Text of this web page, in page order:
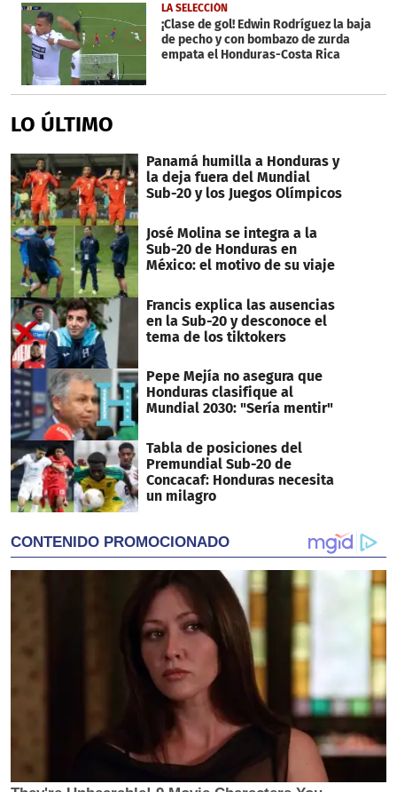
LA SELECCIÓN
¡Clase de gol! Edwin Rodríguez la baja
de pecho y con bombazo de zurda
empata el Honduras-Costa Rica
LO ÚLTIMO
Panamá humilla a Honduras y
la deja fuera del Mundial
Sub-20 y los Juegos Olímpicos
José Molina se integra a la
Sub-20 de Honduras en
México: el motivo de su viaje
Francis explica las ausencias
en la Sub-20 y desconoce el
tema de los tiktokers
Pepe Mejía no asegura que
Honduras clasifique al
Mundial 2030: "Sería mentir"
Tabla de posiciones del
Premundial Sub-20 de
Concacaf: Honduras necesita
un milagro